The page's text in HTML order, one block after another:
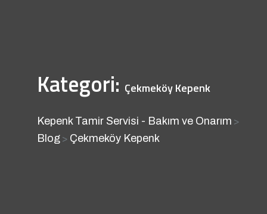
Kategori: Çekmeköy Kepenk
Kepenk Tamir Servisi - Bakım ve Onarım >
Blog > Çekmeköy Kepenk